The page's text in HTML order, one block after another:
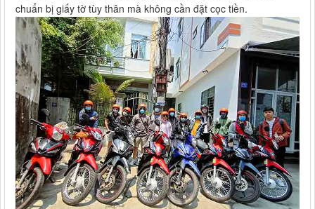
chuẩn bị giấy tờ tùy thân mà không cần đặt cọc tiền.